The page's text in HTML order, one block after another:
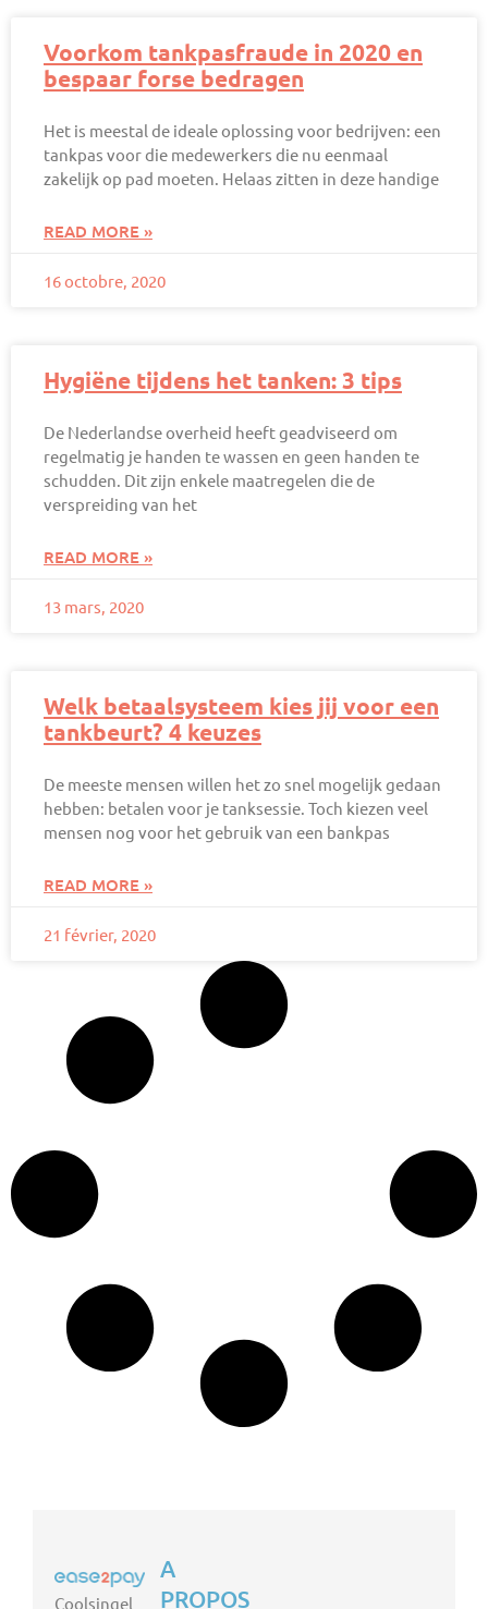
Voorkom tankpasfraude in 2020 en
bespaar forse bedragen
Het is meestal de ideale oplossing voor bedrijven: een
tankpas voor die medewerkers die nu eenmaal
zakelijk op pad moeten. Helaas zitten in deze handige
READ MORE »
16 octobre, 2020
Hygiëne tijdens het tanken: 3 tips
De Nederlandse overheid heeft geadviseerd om
regelmatig je handen te wassen en geen handen te
schudden. Dit zijn enkele maatregelen die de
verspreiding van het
READ MORE »
13 mars, 2020
Welk betaalsysteem kies jij voor een
tankbeurt? 4 keuzes
De meeste mensen willen het zo snel mogelijk gedaan
hebben: betalen voor je tanksessie. Toch kiezen veel
mensen nog voor het gebruik van een bankpas
READ MORE »
21 février, 2020
Coolsingel
A
PROPOS